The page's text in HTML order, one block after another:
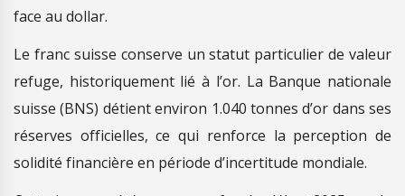
face au dollar.
Le franc suisse conserve un statut particulier de valeur
refuge, historiquement lié à l’or. La Banque nationale
suisse (BNS) détient environ 1.040 tonnes d’or dans ses
réserves officielles, ce qui renforce la perception de
solidité financière en période d’incertitude mondiale.